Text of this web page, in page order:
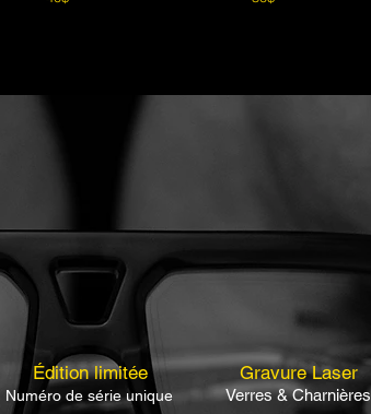
Édition limitée
Numéro de série unique
Gravure Laser
Verres & Charnières